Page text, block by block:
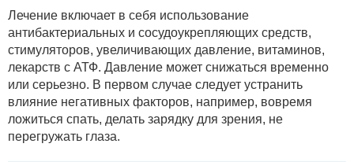
Лечение включает в себя использование
антибактериальных и сосудоукрепляющих средств,
стимуляторов, увеличивающих давление, витаминов,
лекарств с АТФ. Давление может снижаться временно
или серьезно. В первом случае следует устранить
влияние негативных факторов, например, вовремя
ложиться спать, делать зарядку для зрения, не
перегружать глаза.